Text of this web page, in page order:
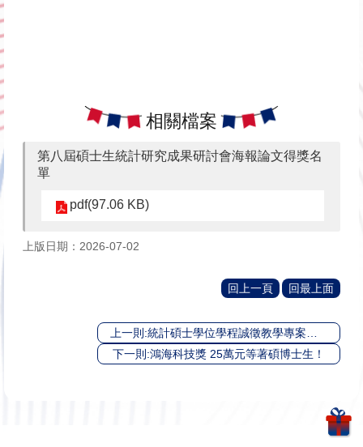
相關檔案
第八屆碩士生統計研究成果研討會海報論文得獎名
單
pdf(97.06 KB)
上版日期：2026-07-02
回上一頁 回最上面
下一則:鴻海科技獎 25萬元等著碩博士生！